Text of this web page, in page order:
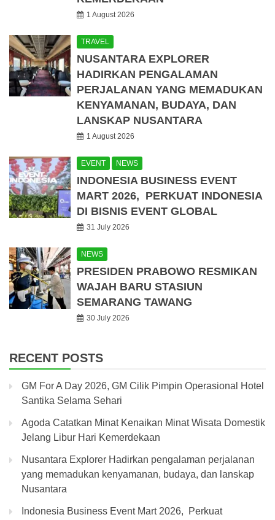
1 August 2026
TRAVEL
NUSANTARA EXPLORER
HADIRKAN PENGALAMAN
PERJALANAN YANG MEMADUKAN
KENYAMANAN, BUDAYA, DAN
LANSKAP NUSANTARA
1 August 2026
EVENT NEWS
INDONESIA BUSINESS EVENT
MART 2026, PERKUAT INDONESIA
DI BISNIS EVENT GLOBAL
31 July 2026
NEWS
PRESIDEN PRABOWO RESMIKAN
WAJAH BARU STASIUN
SEMARANG TAWANG
30 July 2026
RECENT POSTS
GM For A Day 2026, GM Cilik Pimpin Operasional Hotel
Santika Selama Sehari
Agoda Catatkan Minat Kenaikan Minat Wisata Domestik
Jelang Libur Hari Kemerdekaan
Nusantara Explorer Hadirkan pengalaman perjalanan
yang memadukan kenyamanan, budaya, dan lanskap
Nusantara
Indonesia Business Event Mart 2026, Perkuat